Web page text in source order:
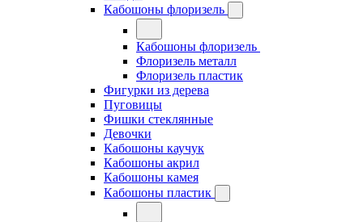
Кабошоны флоризель
Кабошоны флоризель
Флоризель металл
Флоризель пластик
Фигурки из дерева
Пуговицы
Фишки стеклянные
Девочки
Кабошоны каучук
Кабошоны акрил
Кабошоны камея
Кабошоны пластик